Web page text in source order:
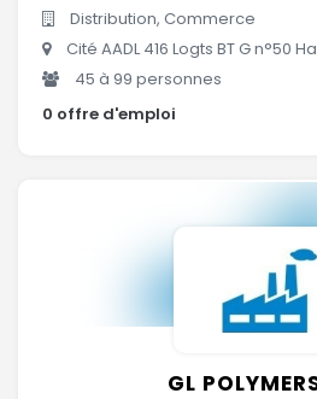
Distribution, Commerce
Cité AADL 416 Logts BT G n°50 Hai El
45 à 99 personnes
0 offre d'emploi
GL